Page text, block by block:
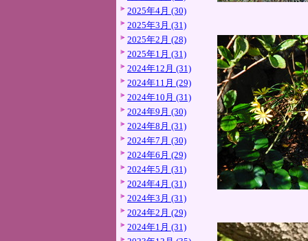
2025年4月 (30)
2025年3月 (31)
2025年2月 (28)
2025年1月 (31)
2024年12月 (31)
2024年11月 (29)
2024年10月 (31)
2024年9月 (30)
2024年8月 (31)
2024年7月 (30)
2024年6月 (29)
2024年5月 (31)
2024年4月 (31)
2024年3月 (31)
2024年2月 (29)
2024年1月 (31)